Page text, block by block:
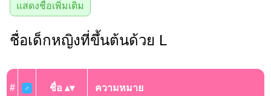
แสดงชื่อเพิ่มเติม
ชื่อเด็กหญิงที่ขึ้นต้นด้วย L
# ♂ ชื่อ ความหมาย